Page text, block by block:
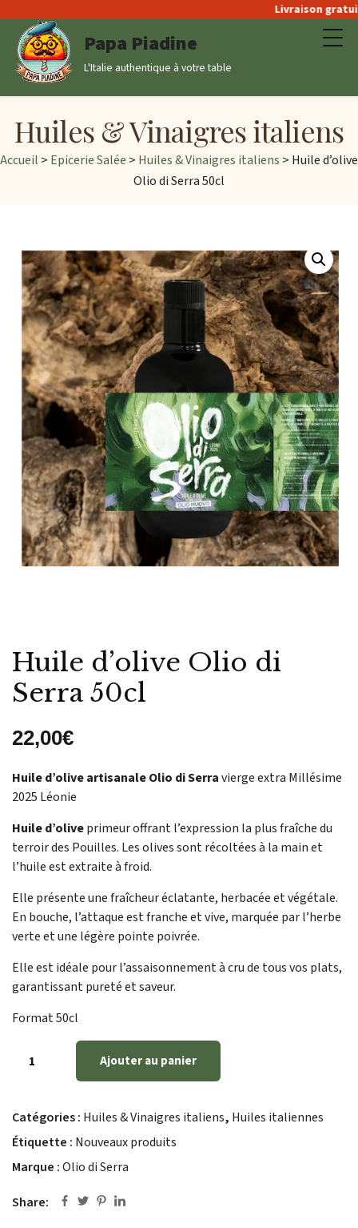
Livraison
Papa Piadine
L'Italie authentique à votre table
Huiles & Vinaigres italiens
Accueil > Epicerie Salée > Huiles & Vinaigres italiens > Huile d’olive
Olio di Serra 50cl
Huile d’olive Olio di
Serra 50cl
22,00€
Huile d’olive artisanale Olio di Serravierge extra Millésime
2025 Léonie
Huile d’oliveprimeur offrant l’expression la plus fraîche du
terroir des Pouilles. Les olives sont récoltées à la main et
l’huile est extraite à froid.
Elle présente une fraîcheur éclatante, herbacée et végétale.
En bouche, l’attaque est franche et vive, marquée par l’herbe
verte et une légère pointe poivrée.
Elle est idéale pour l’assaisonnement à cru de tous vos plats,
garantissant pureté et saveur.
Format 50cl
Ajouter au panier
Catégories : Huiles & Vinaigres italiens, Huiles italiennes
Étiquette : Nouveaux produits
Marque :Olio di Serra
Share: